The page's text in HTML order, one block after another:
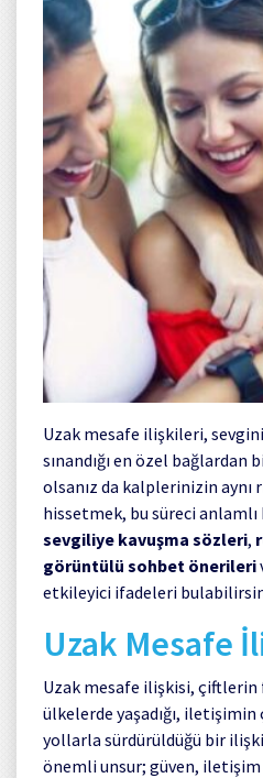
Uzak mesafe ilişkileri,
sınandığı en özel bağlardan
olsanız da kalplerinizin aynı
hissetmek, bu süreci anlamlı
sevgiliye kavuşma sözleri,
görüntülü sohbet önerileri
etkileyici ifadeleri
Uzak Mesafe
Uzak mesafe ilişkisi, çiftlerin
ülkelerde yaşadığı,
yollarla sürdürüldüğü bir
önemli unsur; güven, iletişim